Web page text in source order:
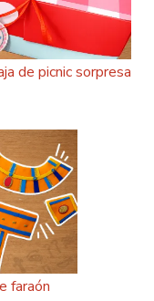
de picnic sorpresa
faraón